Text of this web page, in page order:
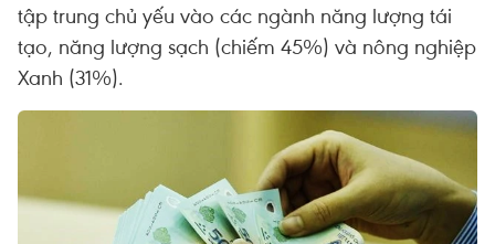
tập trung chủ yếu vào các ngành năng lượng tái
tạo, năng lượng sạch (chiếm 45%) và nông nghiệp
Xanh (31%).